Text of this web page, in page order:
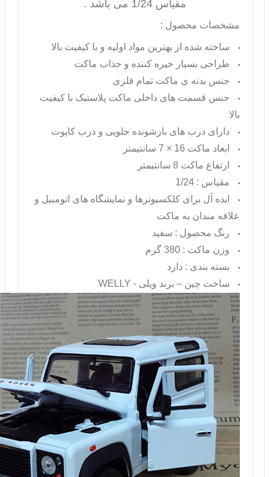
مقیاس 1/24 می باشد .
مشخصات محصول :
ساخته شده از بهترین مواد اولیه و با کیفیت بالا
طراحی بسیار خیره کننده و جذاب ماکت
جنس بدنه ی ماکت تمام فلزی
جنس قسمت های داخلی ماکت پلاستیک با کیفیت
بالا
دارای درب های بازشونده جلویی و درب کاپوت
ابعاد ماکت 16 × 7 سانتیمتر
ارتفاع ماکت 8 سانتیمتر
مقیاس : 1/24
ایده آل برای کلکسیونرها و نمایشگاه های اتومبیل و
علاقه مندان به ماکت
رنگ محصول : سفید
وزن ماکت : 380 گرم
بسته بندی : دارد
ساخت چین – برند ویلی - WELLY